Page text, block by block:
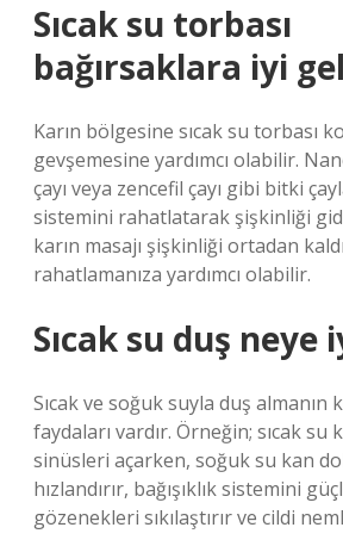
Sıcak su torbası
bağırsaklara iyi
Karın bölgesine sıcak su torbası
gevşemesine yardımcı olabilir.
çayı veya zencefil çayı gibi bitki
sistemini rahatlatarak şişkinliği
karın masajı şişkinliği ortadan
rahatlamanıza yardımcı olabilir.
Sıcak su duş neye
Sıcak ve soğuk suyla duş almanın
faydaları vardır. Örneğin; sıcak su
sinüsleri açarken, soğuk su kan
hızlandırır, bağışıklık sistemini
gözenekleri sıkılaştırır ve cildi